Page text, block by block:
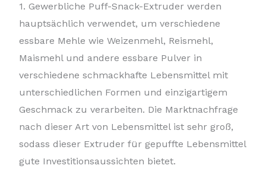
1. Gewerbliche Puff-Snack-Extruder werden
hauptsächlich verwendet, um verschiedene
essbare Mehle wie Weizenmehl, Reismehl,
Maismehl und andere essbare Pulver in
verschiedene schmackhafte Lebensmittel mit
unterschiedlichen Formen und einzigartigem
Geschmack zu verarbeiten. Die Marktnachfrage
nach dieser Art von Lebensmittel ist sehr groß,
sodass dieser Extruder für gepuffte Lebensmittel
gute Investitionsaussichten bietet.